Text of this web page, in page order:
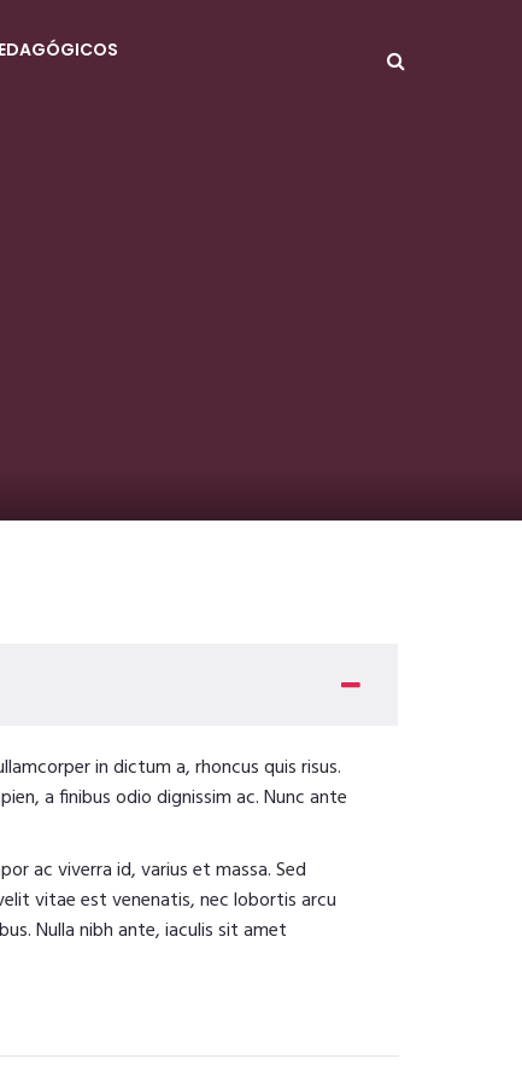
in dictum a, rhoncus quis risus.
a finibus odio dignissim ac. Nunc ante
ac viverra id, varius et massa. Sed
vitae est venenatis, nec lobortis arcu
Nulla nibh ante, iaculis sit amet